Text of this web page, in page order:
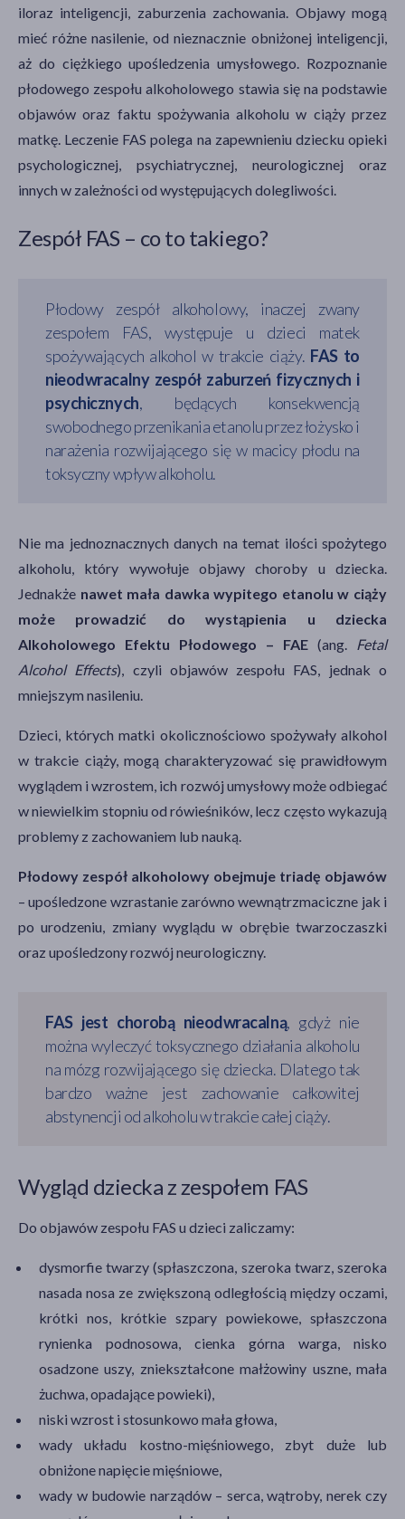
iloraz inteligencji, zaburzenia zachowania. Objawy mogą
mieć różne nasilenie, od nieznacznie obniżonej inteligencji,
aż do ciężkiego upośledzenia umysłowego. Rozpoznanie
płodowego zespołu alkoholowego stawia się na podstawie
objawów oraz faktu spożywania alkoholu w ciąży przez
matkę. Leczenie FAS polega na zapewnieniu dziecku opieki
psychologicznej, psychiatrycznej, neurologicznej oraz
innych w zależności od występujących dolegliwości.
Zespół FAS – co to takiego?
Płodowy zespół alkoholowy, inaczej zwany
zespołem FAS, występuje u dzieci matek
spożywających alkohol w trakcie ciąży. FAS to
nieodwracalny zespół zaburzeń fizycznych i
psychicznych, będących konsekwencją
swobodnego przenikania etanolu przez łożysko i
narażenia rozwijającego się w macicy płodu na
toksyczny wpływ alkoholu.
Nie ma jednoznacznych danych na temat ilości spożytego
alkoholu, który wywołuje objawy choroby u dziecka.
Jednakże nawet mała dawka wypitego etanolu w ciąży
może prowadzić do wystąpienia u dziecka
Alkoholowego Efektu Płodowego – FAE (ang.
Fetal
Alcohol Effects), czyli objawów zespołu FAS, jednak o
mniejszym nasileniu.
Dzieci, których matki okolicznościowo spożywały alkohol
w trakcie ciąży, mogą charakteryzować się prawidłowym
wyglądem i wzrostem, ich rozwój umysłowy może odbiegać
w niewielkim stopniu od rówieśników, lecz często wykazują
problemy z zachowaniem lub nauką.
Płodowy zespół alkoholowy obejmuje triadę objawów
– upośledzone wzrastanie zarówno wewnątrzmaciczne jak i
po urodzeniu, zmiany wyglądu w obrębie twarzoczaszki
oraz upośledzony rozwój neurologiczny.
FAS jest chorobą nieodwracalną, gdyż nie
można wyleczyć toksycznego działania alkoholu
na mózg rozwijającego się dziecka. Dlatego tak
bardzo ważne jest zachowanie całkowitej
abstynencji od alkoholu w trakcie całej ciąży.
Wygląd dziecka z zespołem FAS
Do objawów zespołu FAS u dzieci zaliczamy:
dysmorfie twarzy (spłaszczona, szeroka twarz, szeroka
nasada nosa ze zwiększoną odległością między oczami,
krótki nos, krótkie szpary powiekowe, spłaszczona
rynienka podnosowa, cienka górna warga, nisko
osadzone uszy, zniekształcone małżowiny uszne, mała
żuchwa, opadające powieki),
niski wzrost i stosunkowo mała głowa,
wady układu kostno-mięśniowego, zbyt duże lub
obniżone napięcie mięśniowe,
wady w budowie narządów – serca, wątroby, nerek czy